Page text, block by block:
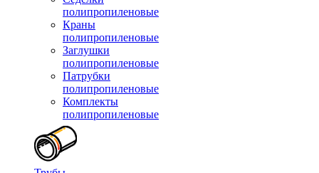
полипропиленовые
Краны
полипропиленовые
Заглушки
полипропиленовые
Патрубки
полипропиленовые
Комплекты
полипропиленовые